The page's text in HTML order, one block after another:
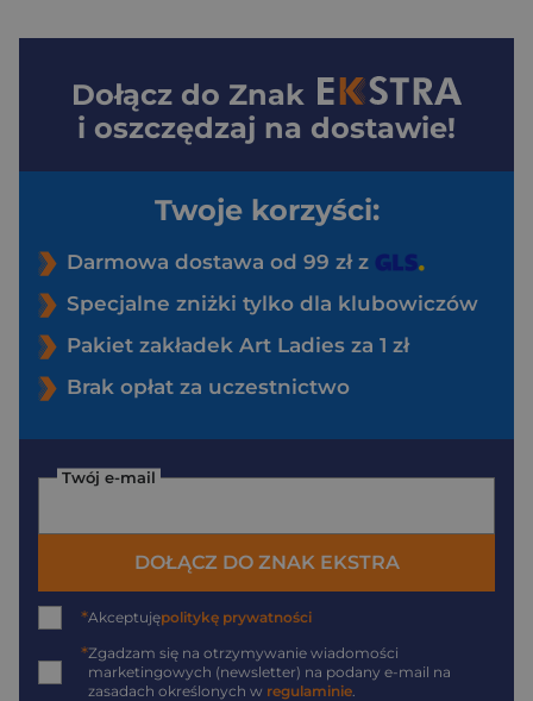
Dołącz do Znak
i oszczędzaj na dostawie!
Twoje korzyści:
Darmowa dostawa od 99 zł z
Specjalne zniżki tylko dla klubowiczów
Pakiet zakładek Art Ladies za 1 zł
Brak opłat za uczestnictwo
Twój e-mail
DOŁĄCZ DO ZNAK EKSTRA
*Akceptujępolitykę prywatności
*Zgadzam się na otrzymywanie wiadomości
marketingowych (newsletter) na podany e-mail na
zasadach określonych w regulaminie.